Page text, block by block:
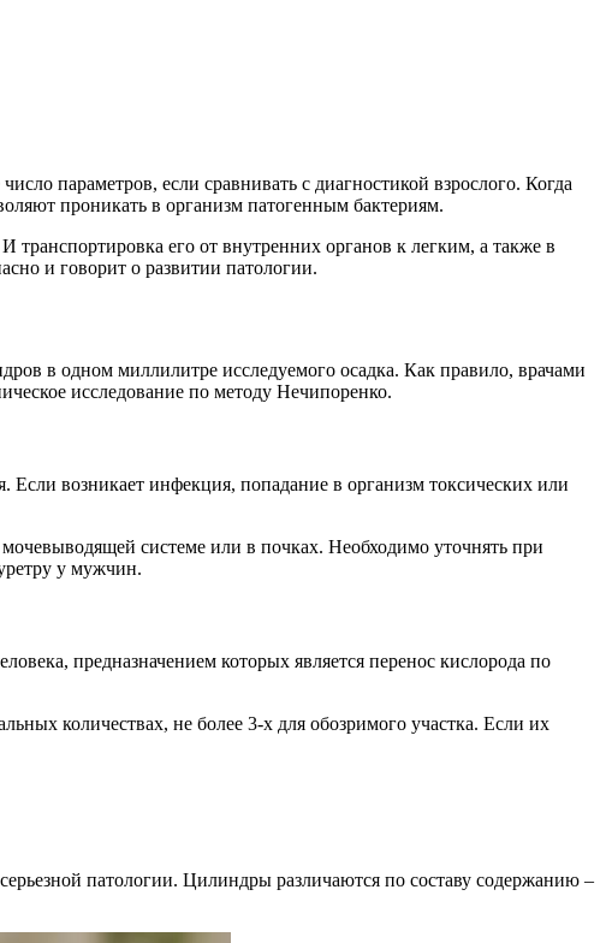
параметров, если сравнивать с диагностикой взрослого. Когда
проникать в организм патогенным бактериям.
его от внутренних органов к легким, а также в
и говорит о развитии патологии.
в одном миллилитре исследуемого осадка. Как правило, врачами
исследование по методу Нечипоренко.
возникает инфекция, попадание в организм токсических или
системе или в почках. Необходимо уточнять при
у мужчин.
предназначением которых является перенос кислорода по
количествах, не более 3-х для обозримого участка. Если их
патологии. Цилиндры различаются по составу содержанию –